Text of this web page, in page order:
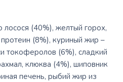
(40%), желтый горох,
(8%), куриный жир –
токоферолов (6%), сладкий
клюква (4%), шиповник
печень, рыбий жир из